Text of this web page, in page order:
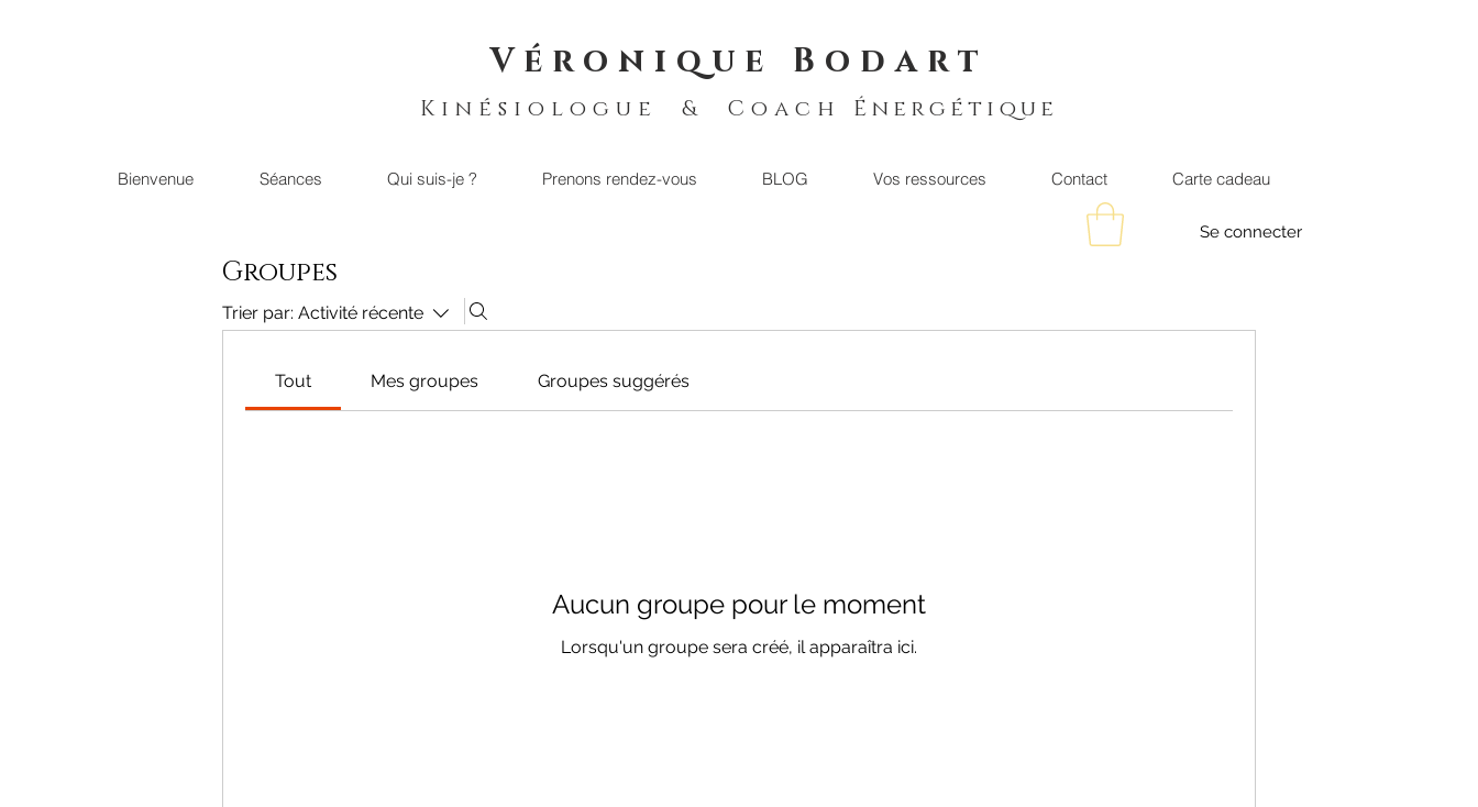
Véronique Bodart
Kinésiologue & Coach Énergétique
Bienvenue Séances Qui suis-je ? Prenons rendez-vous BLOG Vos ressources Contact Carte cadeau
Se connecter
Groupes
Trier par: Activité récente
Tout Mes groupes Groupes suggérés
Aucun groupe pour le moment
Lorsqu'un groupe sera créé, il apparaîtra ici.